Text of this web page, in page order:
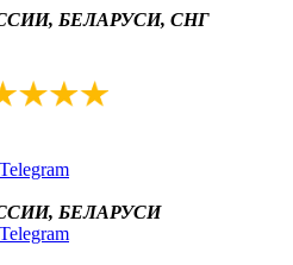
БЕЛАРУСИ, СНГ
Telegram
БЕЛАРУСИ
Telegram